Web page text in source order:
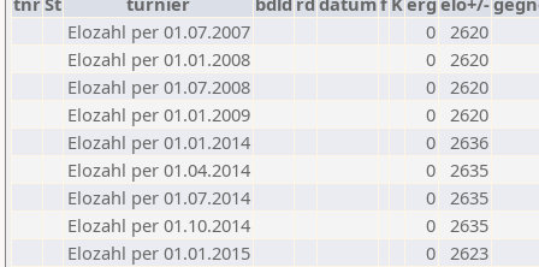
Elozahl per 01.07.2007
0 2620
Elozahl per 01.01.2008
0 2620
Elozahl per 01.07.2008
0 2620
Elozahl per 01.01.2009
0 2620
Elozahl per 01.01.2014
0 2636
Elozahl per 01.04.2014
0 2635
Elozahl per 01.07.2014
0 2635
Elozahl per 01.10.2014
0 2635
Elozahl per 01.01.2015
0 2623